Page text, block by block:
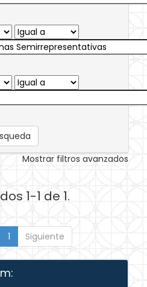
Mostrar filtros avanzados
1-1 de 1.
1 Siguiente